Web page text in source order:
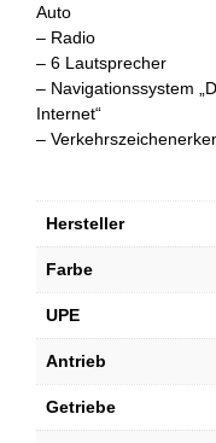
Auto
– Radio
– 6 Lautsprecher
– Navigationssystem
Internet“
–
Hersteller
Farbe
UPE
Antrieb
Getriebe